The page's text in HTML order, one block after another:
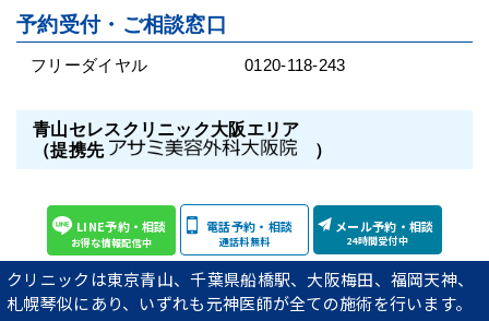
予約受付・ご相談窓口
フリーダイヤル 0120-118-243
青山セレスクリニック大阪エリア
（提携先
）
LINE予約・相談
お得な情報配信中
電話予約・相談
通話料無料
メール予約・相談
24時間受付中
クリニックは東京青山、千葉県船橋駅、大阪梅田、福岡天神、
札幌琴似にあり、いずれも元神医師が全ての施術を行います。